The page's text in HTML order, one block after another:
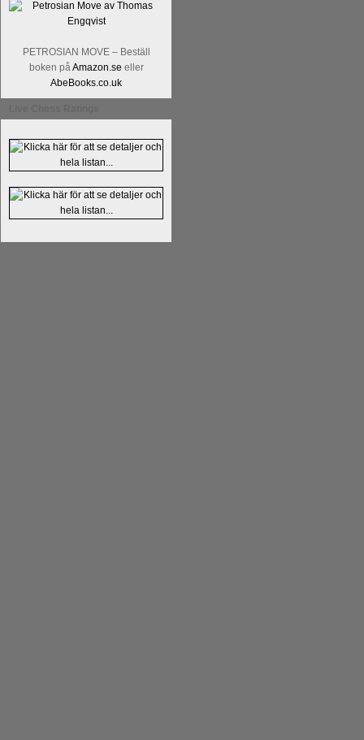
PETROSIAN MOVE – Beställ
boken på Amazon.se eller
AbeBooks.co.uk